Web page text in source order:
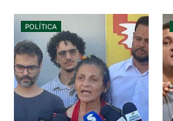
POLÍTICA